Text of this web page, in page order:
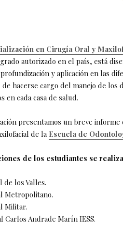
en Cirugía Oral y
autorizado en el país, está
y aplicación en las
de hacerse cargo del manejo de
en cada casa de salud.
presentamos un breve
de la Escuela de
de los estudiantes se
de los Valles.
Metropolitano.
Militar.
Carlos Andrade Marín IESS.